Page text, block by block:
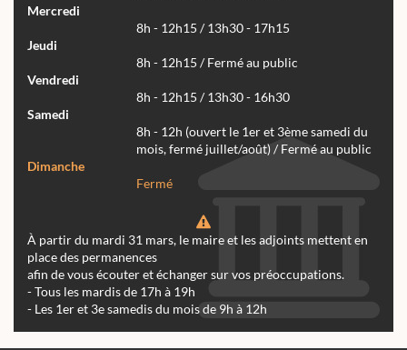
Mercredi
8h - 12h15 / 13h30 - 17h15
Jeudi
8h - 12h15 / Fermé au public
Vendredi
8h - 12h15 / 13h30 - 16h30
Samedi
8h - 12h (ouvert le 1er et 3ème samedi du
mois, fermé juillet/août) / Fermé au public
Dimanche
Fermé
À partir du mardi 31 mars, le maire et les adjoints mettent en
place des permanences
afin de vous écouter et échanger sur vos préoccupations.
- Tous les mardis de 17h à 19h
- Les 1er et 3e samedis du mois de 9h à 12h